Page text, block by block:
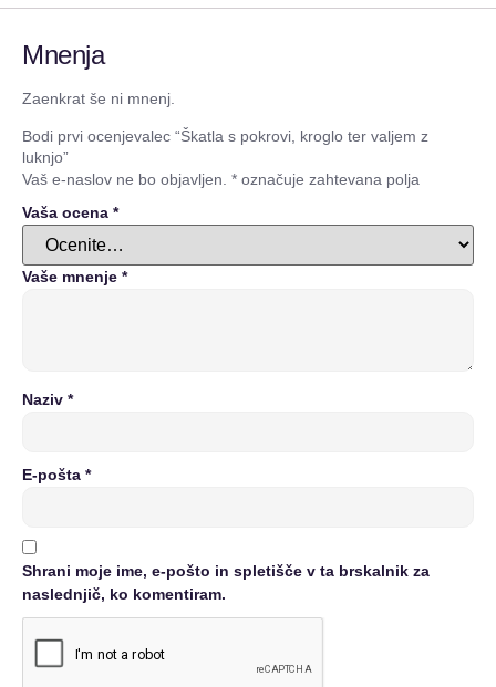
Mnenja
Zaenkrat še ni mnenj.
Bodi prvi ocenjevalec “Škatla s pokrovi, kroglo ter valjem z
luknjo”
Vaš e-naslov ne bo objavljen. * označuje zahtevana polja
Vaša ocena *
Vaše mnenje *
Naziv *
E-pošta *
Shrani moje ime, e-pošto in spletišče v ta brskalnik za
naslednjič, ko komentiram.